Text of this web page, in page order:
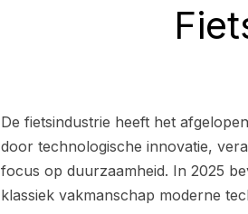
De fietsindustrie heeft het
door technologische innovatie,
focus op duurzaamheid. In 2025
klassiek vakmanschap moderne